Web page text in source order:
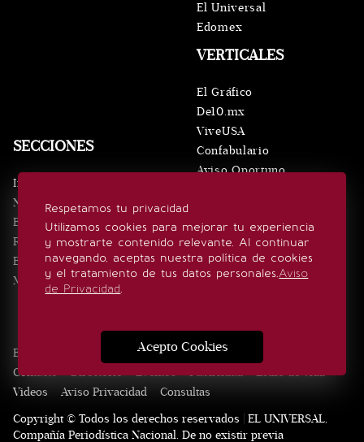
Respetamos tu privacidad
Utilizamos cookies para mejorar tu experiencia
y mostrarte contenido relevante. Al continuar
navegando, aceptas nuestra política de cookies
y el tratamiento de tus datos personales.Aviso
de Privacidad.
Acepto Cookies
SECCIONES
Inicio
Noticias
Eventos
Realeza
Estilo de vida
Minuto x Minuto
VERTICALES
El Gráfico
De10.mx
ViveUSA
Confabulario
Aviso Oportuno
El Universal
Edomex
SÍGUENOS
Edición Impresa Noticias Quiénes somos
Contacto
Directorio Eventos Publicidad
Estilo de vida
Videos
Aviso Privacidad
Consultas
Copyright © Todos los derechos reservados | EL UNIVERSAL,
Compañía Periodística Nacional. De no existir previa